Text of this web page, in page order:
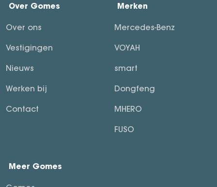
Over Gomes
Over ons
Vestigingen
Nieuws
Werken bij
Contact
Merken
Mercedes-Benz
VOYAH
smart
Dongfeng
MHERO
FUSO
Meer Gomes